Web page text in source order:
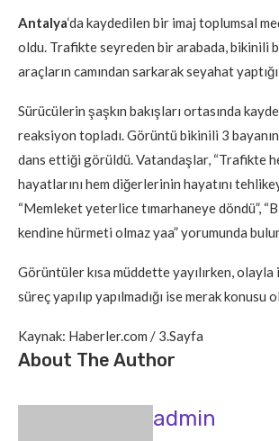
Antalya‘da kaydedilen bir imaj toplumsal
oldu. Trafikte seyreden bir arabada, bikinili
araçların camından sarkarak seyahat
Sürücülerin şaşkın bakışları ortasında
reaksiyon topladı. Görüntü bikinili 3 bayanın
dans ettiği görüldü. Vatandaşlar, “Trafikte
hayatlarını hem diğerlerinin hayatını
“Memleket yeterlice tımarhaneye döndü”,
kendine hürmeti olmaz yaa” yorumunda
Görüntüler kısa müddette yayılırken,
süreç yapılıp yapılmadığı ise merak konusu
Kaynak: Haberler.com / 3.Sayfa
About The Author
admin